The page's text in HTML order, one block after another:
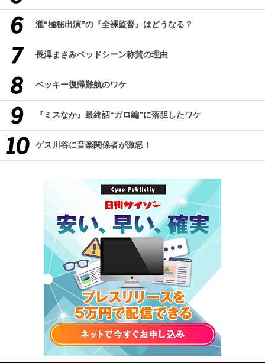
瀧“極秘出演”の『全裸監督』はどうなる？
長澤まさみベッドシーン称賛の理由
ベッキー復帰難航のワケ
『ミスなか』最終話“ガロ編”に落胆したワケ
ゲス川谷に音楽関係者が激怒！